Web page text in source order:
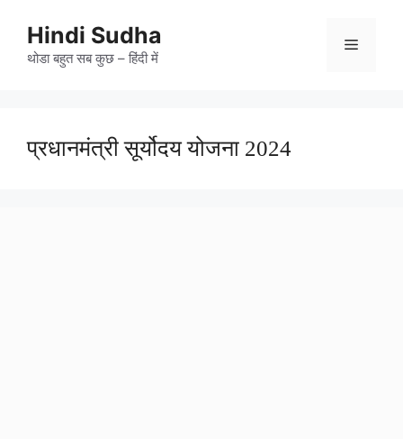
contentHindi Sudha
थोडा बहुत सब कुछ – हिंदी में
Menu
प्रधानमंत्री सूर्योदय योजना 2024